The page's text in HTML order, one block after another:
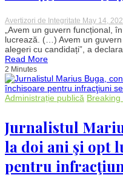
Avertizori de Integritate May 14,
„Avem un guvern funcțional,
lucrează. (…) Avem un
alegeri cu candidați”, a
Read More
2 Minutes
Administrație publică Breaking
Jurnalistul
la doi ani şi opt
pentru